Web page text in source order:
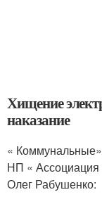
Хищение
наказание
« Коммунальные»
НП «
Олег Рабушенко: